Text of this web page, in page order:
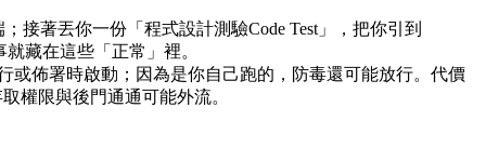
接著丟你一份「程式設計測驗Code Test」，把你引到
藏在這些「正常」裡。
或佈署時啟動；因為是你自己跑的，防毒還可能放行。代價
權限與後門通通可能外流。